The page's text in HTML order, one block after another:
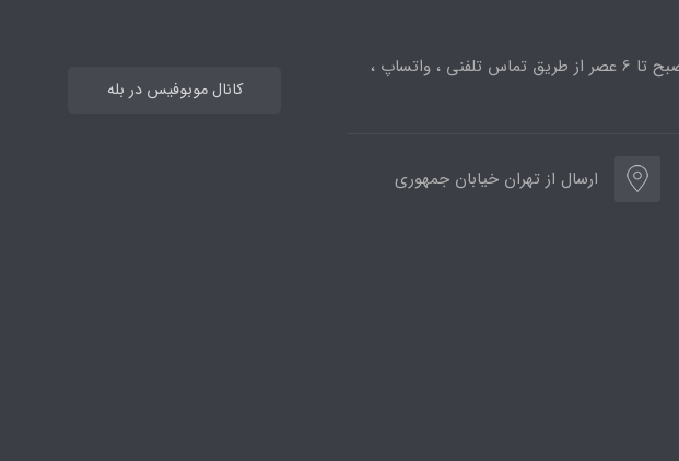
ساعت پاسخگویی از 10صبح تا 6 عصر از طریق تماس تلفنی ، واتساپ ،
ارسال از تهران خیابان جمهوری
کانال موبوفیس در بله